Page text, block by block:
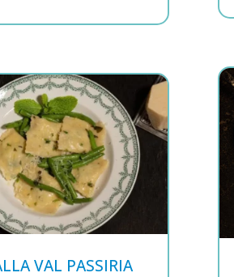
VAL PASSIRIA